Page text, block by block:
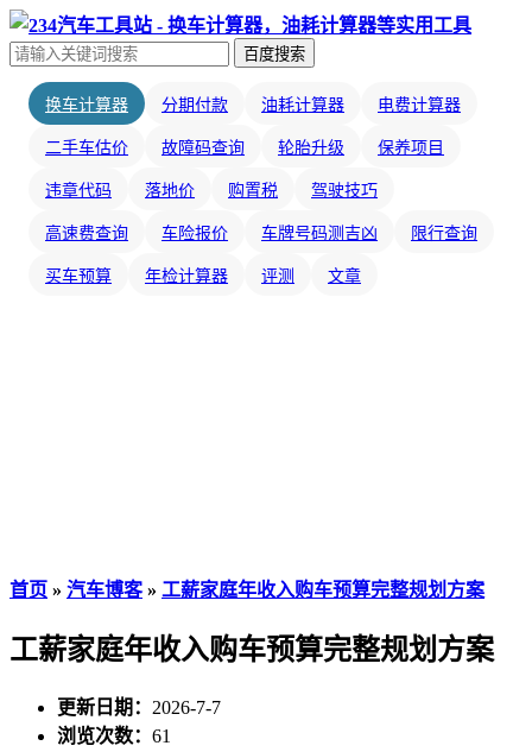
百度搜索
换车计算器 分期付款 油耗计算器 电费计算器
二手车估价 故障码查询 轮胎升级 保养项目
违章代码 落地价 购置税 驾驶技巧
高速费查询 车险报价 车牌号码测吉凶 限行查询
买车预算 年检计算器 评测 文章
首页 » 汽车博客» 工薪家庭年收入购车预算完整规划方案
工薪家庭年收入购车预算完整规划方案
更新日期： 2026-7-7
浏览次数： 61